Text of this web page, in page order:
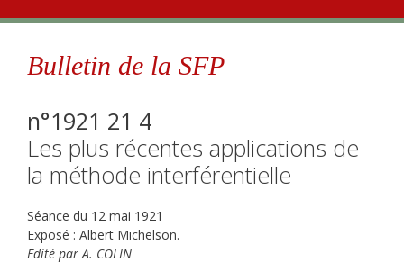
Bulletin de la SFP
n°1921 21 4
Les plus récentes applications de
la méthode interférentielle
Séance du 12 mai 1921
Exposé : Albert Michelson.
Edité par A. COLIN